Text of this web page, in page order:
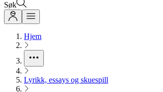
Søk
Hjem
Lyrikk, essays og skuespill